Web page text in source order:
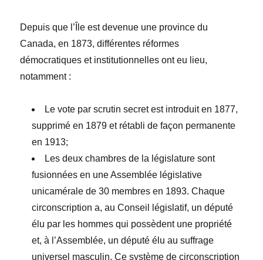
Depuis que l’Île est devenue une province du
Canada, en 1873, différentes réformes
démocratiques et institutionnelles ont eu lieu,
notamment :
Le vote par scrutin secret est introduit en 1877,
supprimé en 1879 et rétabli de façon permanente
en 1913;
Les deux chambres de la législature sont
fusionnées en une Assemblée législative
unicamérale de 30 membres en 1893. Chaque
circonscription a, au Conseil législatif, un député
élu par les hommes qui possèdent une propriété
et, à l’Assemblée, un député élu au suffrage
universel masculin. Ce système de circonscription